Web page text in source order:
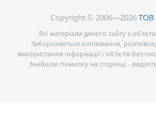
Copyright © 2006—2026ТОВ
Всі матеріали даного сайту є
Забороняється копіювання,
використання інформації і об’єктів без
Знайшли помилку на сторінці -